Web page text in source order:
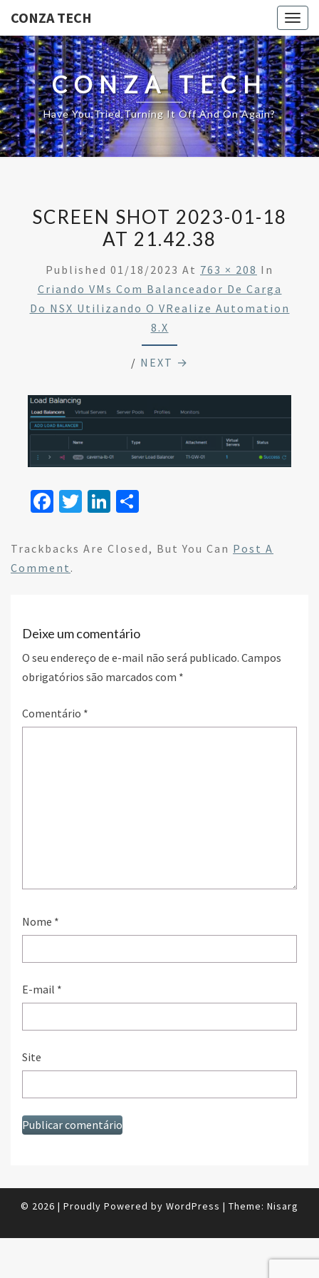
CONZA TECH
CONZA TECH
Have You Tried Turning It Off And On Again?
SCREEN SHOT 2023-01-18
AT 21.42.38
Published 01/18/2023 At 763 × 208 In
Criando VMs Com Balanceador De Carga
Do NSX Utilizando O VRealize Automation
8.x
/ NEXT →
Fa
b
o
T
tt
Li
ke ar
Trackbacks Are Closed, But You Can Post A
Comment .
Deixe um comentário
O seu endereço de e-mail não será publicado. Campos
obrigatórios são marcados com *
Comentário *
Nome *
E-mail *
Site
© 2026 | Proudly Powered by WordPress | Theme: Nisarg